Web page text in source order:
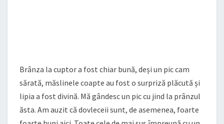
Brânza la cuptor a fost chiar bună, deși un pic cam
sărată, măslinele coapte au fost o surpriză plăcută și
lipia a fost divină. Mă gândesc un pic cu jind la prânzul
ăsta. Am auzit că dovleceii sunt, de asemenea, foarte